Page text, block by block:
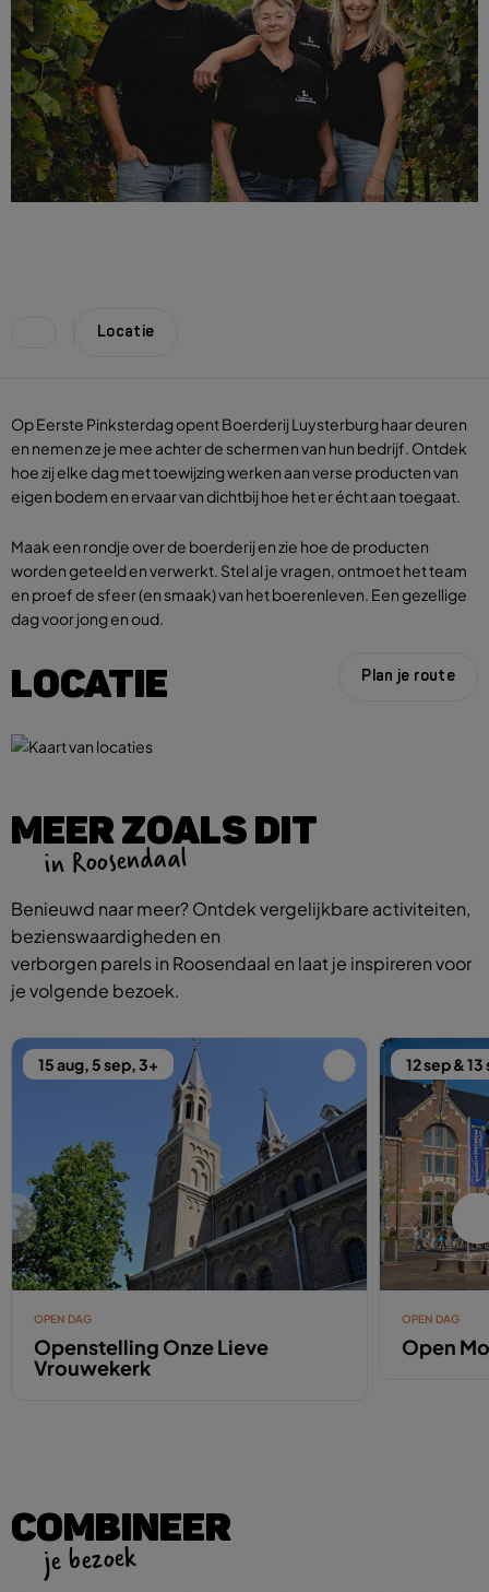
Locatie
Op Eerste Pinksterdag opent Boerderij Luysterburg haar deuren
en nemen ze je mee achter de schermen van hun bedrijf. Ontdek
hoe zij elke dag met toewijzing werken aan verse producten van
eigen bodem en ervaar van dichtbij hoe het er écht aan toegaat.
Maak een rondje over de boerderij en zie hoe de producten
worden geteeld en verwerkt. Stel al je vragen, ontmoet het team
en proef de sfeer (en smaak) van het boerenleven. Een gezellige
dag voor jong en oud.
LOCATIE Plan je route
MEER ZOALS DIT
in Roosendaal
Benieuwd naar meer? Ontdek vergelijkbare activiteiten,
bezienswaardigheden en
verborgen parels in Roosendaal en laat je inspireren voor
je volgende bezoek.
15 aug, 5 sep, 3+
OPEN DAG
Openstelling Onze Lieve
Vrouwekerk
12 sep & 13
OPEN DAG
Open
COMBINEER
je bezoek